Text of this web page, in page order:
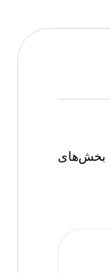
بخش‌های